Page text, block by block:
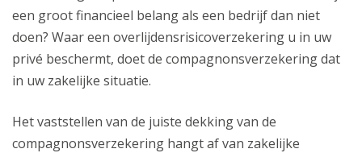
een groot financieel belang als een bedrijf dan niet
doen? Waar een overlijdensrisicoverzekering u in uw
privé beschermt, doet de compagnonsverzekering dat
in uw zakelijke situatie.
Het vaststellen van de juiste dekking van de
compagnonsverzekering hangt af van zakelijke